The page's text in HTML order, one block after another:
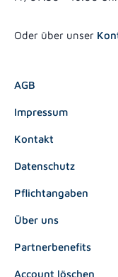
Oder über unser
AGB
Impressum
Kontakt
Datenschutz
Pflichtangaben
Über uns
Partnerbenefits
Account löschen